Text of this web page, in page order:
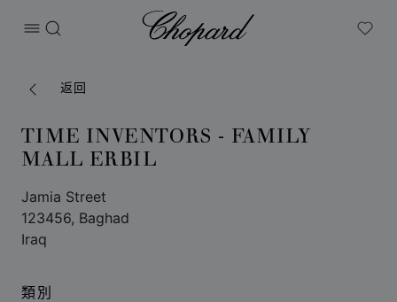
打开菜单
搜索
Chopard
My
返回
TIME INVENTORS - FAMILY
MALL ERBIL
Jamia Street
123456, Baghad
Iraq
類別